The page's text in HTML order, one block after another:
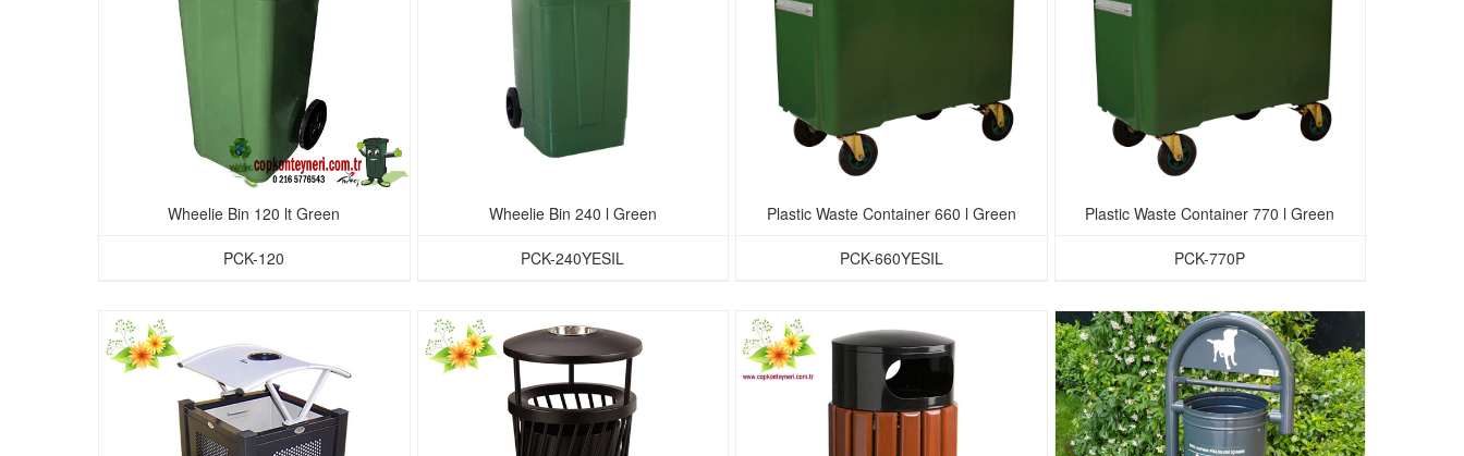
Wheelie Bin 120 lt Green
PCK-120
Wheelie Bin 240 l Green
PCK-240YESIL
Plastic Waste Container 660 l Green
PCK-660YESIL
Plastic Waste Container 770 l Green
PCK-770P